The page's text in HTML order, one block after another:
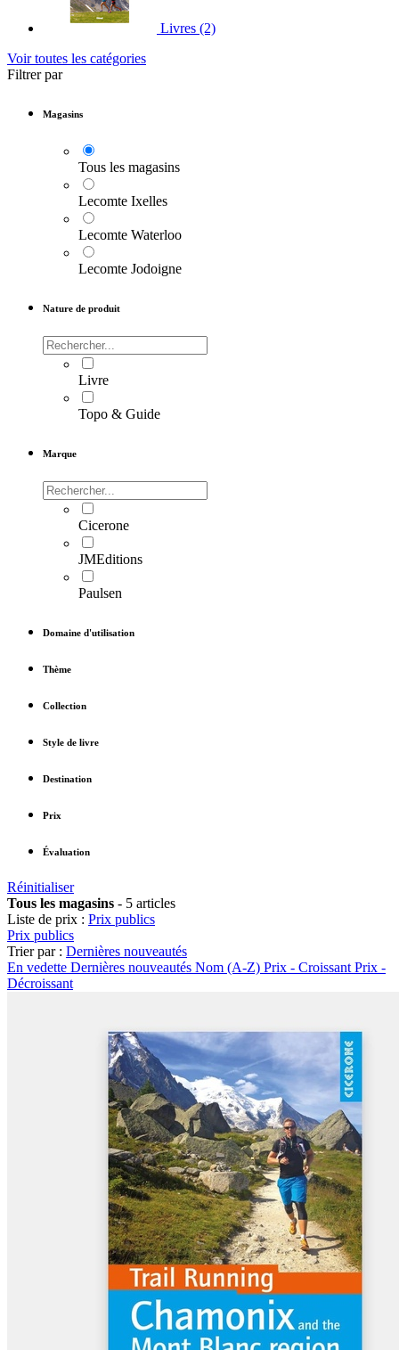
Livres (2)
Voir toutes les catégories
Filtrer par
Magasins
Tous les magasins
Lecomte Ixelles
Lecomte Waterloo
Lecomte Jodoigne
Nature de produit
Livre
Topo & Guide
Marque
Cicerone
JMEditions
Paulsen
Domaine d'utilisation
Thème
Collection
Style de livre
Destination
Prix
Évaluation
Réinitialiser
Tous les magasins - 5 articles
Liste de prix : Prix publics
Prix publics
Trier par : Dernières nouveautés
En vedette Dernières nouveautés Nom (A-Z) Prix - Croissant Prix -
Décroissant